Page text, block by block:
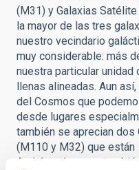
(M31) y Galaxias
la mayor de las tres
nuestro vecindario
muy considerable: más
nuestra particular
llenas alineadas. Aun
del Cosmos que
desde lugares
también se aprecian dos
(M110 y M32) que
Andrómeda y que